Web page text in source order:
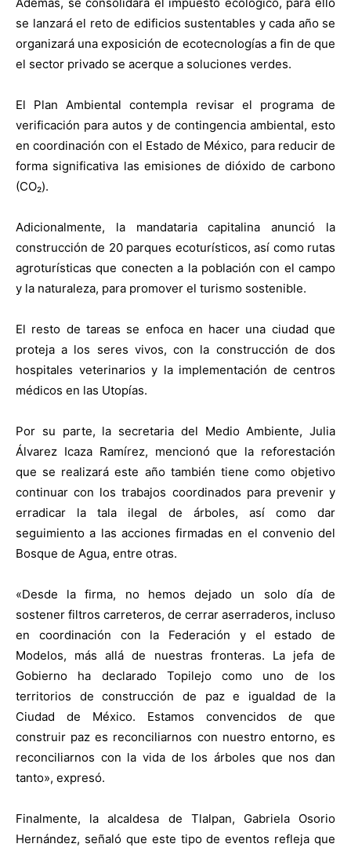
se lanzará el reto de edificios sustentables y cada año se
organizará una exposición de ecotecnologías a fin de que
el sector privado se acerque a soluciones verdes.
El Plan Ambiental contempla revisar el programa de
verificación para autos y de contingencia ambiental, esto
en coordinación con el Estado de México, para reducir de
forma significativa las emisiones de dióxido de carbono
(CO₂).
Adicionalmente, la mandataria capitalina anunció la
construcción de 20 parques ecoturísticos, así como rutas
agroturísticas que conecten a la población con el campo
y la naturaleza, para promover el turismo sostenible.
El resto de tareas se enfoca en hacer una ciudad que
proteja a los seres vivos, con la construcción de dos
hospitales veterinarios y la implementación de centros
médicos en las Utopías.
Por su parte, la secretaria del Medio Ambiente, Julia
Álvarez Icaza Ramírez, mencionó que la reforestación
que se realizará este año también tiene como objetivo
continuar con los trabajos coordinados para prevenir y
erradicar la tala ilegal de árboles, así como dar
seguimiento a las acciones firmadas en el convenio del
Bosque de Agua, entre otras.
«Desde la firma, no hemos dejado un solo día de
sostener filtros carreteros, de cerrar aserraderos, incluso
en coordinación con la Federación y el estado de
Modelos, más allá de nuestras fronteras. La jefa de
Gobierno ha declarado Topilejo como uno de los
territorios de construcción de paz e igualdad de la
Ciudad de México. Estamos convencidos de que
construir paz es reconciliarnos con nuestro entorno, es
reconciliarnos con la vida de los árboles que nos dan
tanto», expresó.
Finalmente, la alcaldesa de Tlalpan, Gabriela Osorio
Hernández, señaló que este tipo de eventos refleja que